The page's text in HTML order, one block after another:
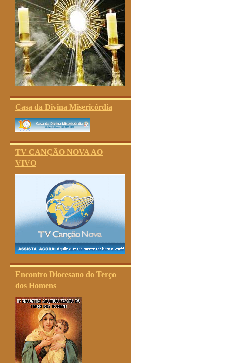
Casa da Divina Misericórdia
TV CANÇÃO NOVA AO
VIVO
Encontro Diocesano do Terço
dos Homens